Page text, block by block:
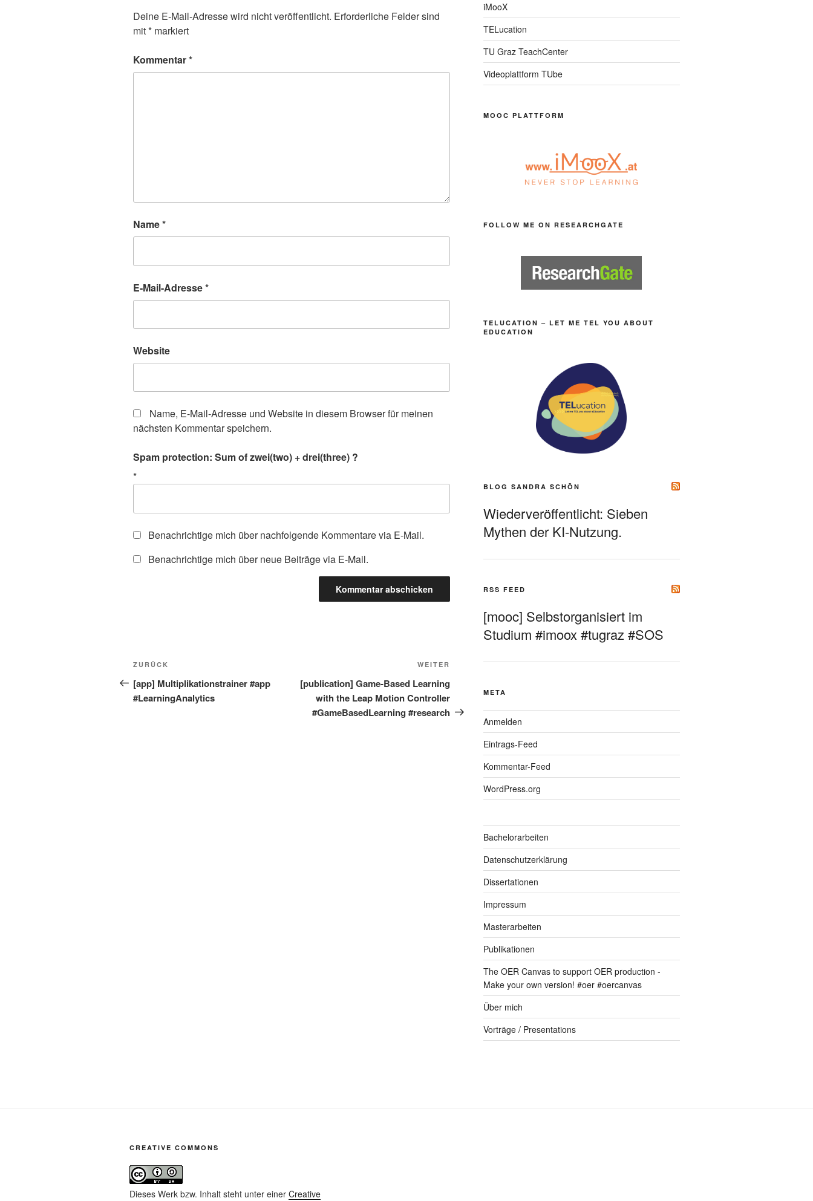
Deine E-Mail-Adresse wird nicht veröffentlicht. Erforderliche Felder sind
mit* markiert
Kommentar*
Name*
E-Mail-Adresse*
Website
Name, E-Mail-Adresse und Website in diesem Browser für meinen
nächsten Kommentar speichern.
Spam protection: Sum of zwei(two) + drei(three) ?
*
Benachrichtige mich über nachfolgende Kommentare via E-Mail.
Benachrichtige mich über neue Beiträge via E-Mail.
Beitragsnavigation
Vorheriger
Beitrag
ZURÜCK
[app] Multiplikationstrainer #app
#LearningAnalytics
Nächster
WEITER
[publication] Game-Based Learning
with the Leap Motion Controller
#GameBasedLearning #research
iMooX
TELucation
TU Graz TeachCenter
Videoplattform TUbe
MOOC PLATTFORM
FOLLOW ME ON RESEARCHGATE
TELUCATION – LET ME TEL YOU ABOUT
EDUCATION
BLOG SANDRA SCHÖN
Wiederveröffentlicht: Sieben
Mythen der KI-Nutzung.
RSS FEED
[mooc] Selbstorganisiert im
Studium #imoox #tugraz #SOS
META
Anmelden
Eintrags-Feed
Kommentar-Feed
WordPress.org
Bachelorarbeiten
Datenschutzerklärung
Dissertationen
Impressum
Masterarbeiten
Publikationen
The OER Canvas to support OER production -
Make your own version! #oer #oercanvas
Über mich
Vorträge / Presentations
CREATIVE COMMONS
Dieses Werk bzw. Inhalt steht unter einer Creative